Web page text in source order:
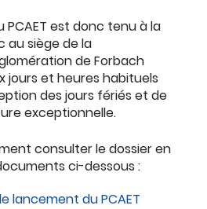
PCAET est donc tenu à la
au siège de la
de Forbach
jours et heures habituels
des jours fériés et de
exceptionnelle.
consulter le dossier en
ci-dessous :
lancement du PCAET